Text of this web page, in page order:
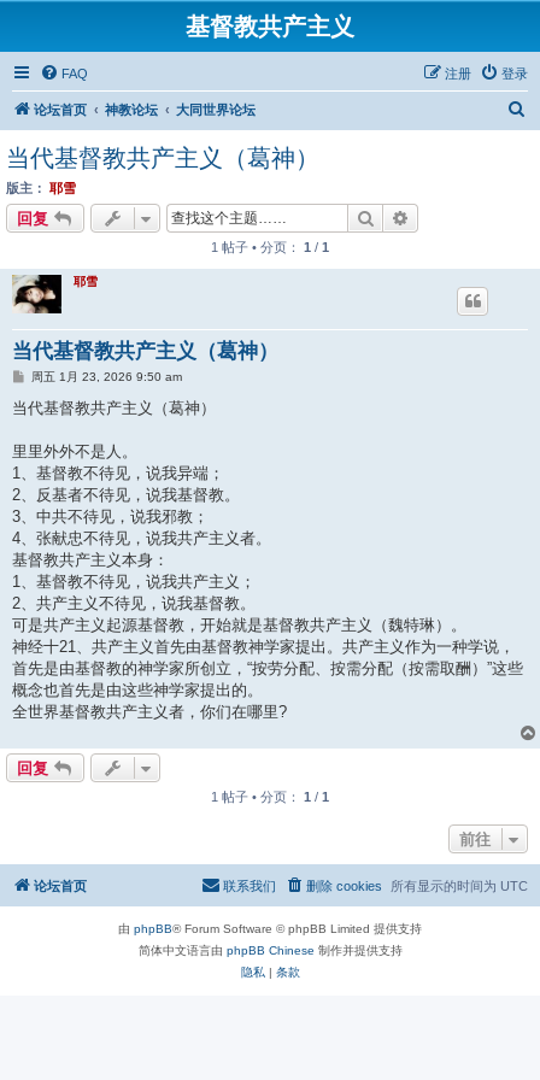
基督教共产主义
FAQ 登录
注册
论坛首页 神教论坛 大同世界论坛
当代基督教共产主义（葛神）
版主： 耶雪
回复 搜索
1 帖子 • 分页： 1 / 1
耶雪
当代基督教共产主义（葛神）
帖周五 1月 23, 2026 9:50 am
当代基督教共产主义（葛神）
里里外外不是人。
1、基督教不待见，说我异端；
2、反基者不待见，说我基督教。
3、中共不待见，说我邪教；
4、张献忠不待见，说我共产主义者。
基督教共产主义本身：
1、基督教不待见，说我共产主义；
2、共产主义不待见，说我基督教。
可是共产主义起源基督教，开始就是基督教共产主义（魏特琳）。
神经十21、共产主义首先由基督教神学家提出。共产主义作为一种学说，
首先是由基督教的神学家所创立，“按劳分配、按需分配（按需取酬）”这些
概念也首先是由这些神学家提出的。
全世界基督教共产主义者，你们在哪里?
回复
1 帖子 • 分页： 1 / 1
前往
论坛首页 所有显示的时间为 UTC
删除 cookies
联系我们
由 phpBB® Forum Software © phpBB Limited 提供支持
简体中文语言由 phpBB Chinese 制作并提供支持
隐私 | 条款